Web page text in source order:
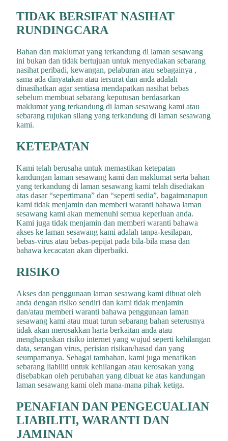
TIDAK BERSIFAT NASIHAT
RUNDINGCARA
Bahan dan maklumat yang terkandung di laman sesawang
ini bukan dan tidak bertujuan untuk menyediakan sebarang
nasihat peribadi, kewangan, pelaburan atau sebagainya ,
sama ada dinyatakan atau tersurat dan anda adalah
dinasihatkan agar sentiasa mendapatkan nasihat bebas
sebelum membuat sebarang keputusan berdasarkan
maklumat yang terkandung di laman sesawang kami atau
sebarang rujukan silang yang terkandung di laman sesawang
kami.
KETEPATAN
Kami telah berusaha untuk memastikan ketepatan
kandungan laman sesawang kami dan maklumat serta bahan
yang terkandung di laman sesawang kami telah disediakan
atas dasar “sepertimana” dan “seperti sedia”, bagaimanapun
kami tidak menjamin dan memberi waranti bahawa laman
sesawang kami akan memenuhi semua keperluan anda.
Kami juga tidak menjamin dan memberi waranti bahawa
akses ke laman sesawang kami adalah tanpa-kesilapan,
bebas-virus atau bebas-pepijat pada bila-bila masa dan
bahawa kecacatan akan diperbaiki.
RISIKO
Akses dan penggunaan laman sesawang kami dibuat oleh
anda dengan risiko sendiri dan kami tidak menjamin
dan/atau memberi waranti bahawa penggunaan laman
sesawang kami atau muat turun sebarang bahan seterusnya
tidak akan merosakkan harta berkaitan anda atau
menghapuskan risiko internet yang wujud seperti kehilangan
data, serangan virus, perisian risikan/hasad dan yang
seumpamanya. Sebagai tambahan, kami juga menafikan
sebarang liabiliti untuk kehilangan atau kerosakan yang
disebabkan oleh perubahan yang dibuat ke atas kandungan
laman sesawang kami oleh mana-mana pihak ketiga.
PENAFIAN DAN PENGECUALIAN
LIABILITI, WARANTI DAN
JAMINAN